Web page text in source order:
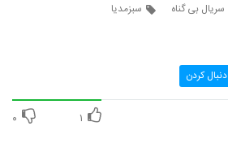
سریال بی گناه سبزمدیا
دنبال کردن
۱ ۰